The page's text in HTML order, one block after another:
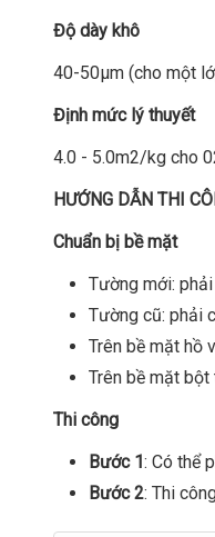
Độ dày khô
40-50µm (cho một
Định mức lý thuyết
4.0 - 5.0m2/kg cho
HƯỚNG DẪN THI
Chuẩn bị bề mặt
Tường mới:
Tường cũ: phải
Trên bề mặt hồ
Trên bề mặt
Thi công
Bước 1: Có thể
Bước 2: Thi